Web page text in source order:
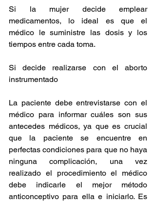
Si la mujer decide emplear
medicamentos, lo ideal es que el
médico le suministre las dosis y los
tiempos entre cada toma.
Si decide realizarse con el aborto
instrumentado
La paciente debe entrevistarse con el
médico para informar cuáles son sus
antecedes médicos, ya que es crucial
que la paciente se encuentre en
perfectas condiciones para que no haya
ninguna complicación, una vez
realizado el procedimiento el médico
debe indicarle el mejor método
anticonceptivo para ella e iniciarlo. Es